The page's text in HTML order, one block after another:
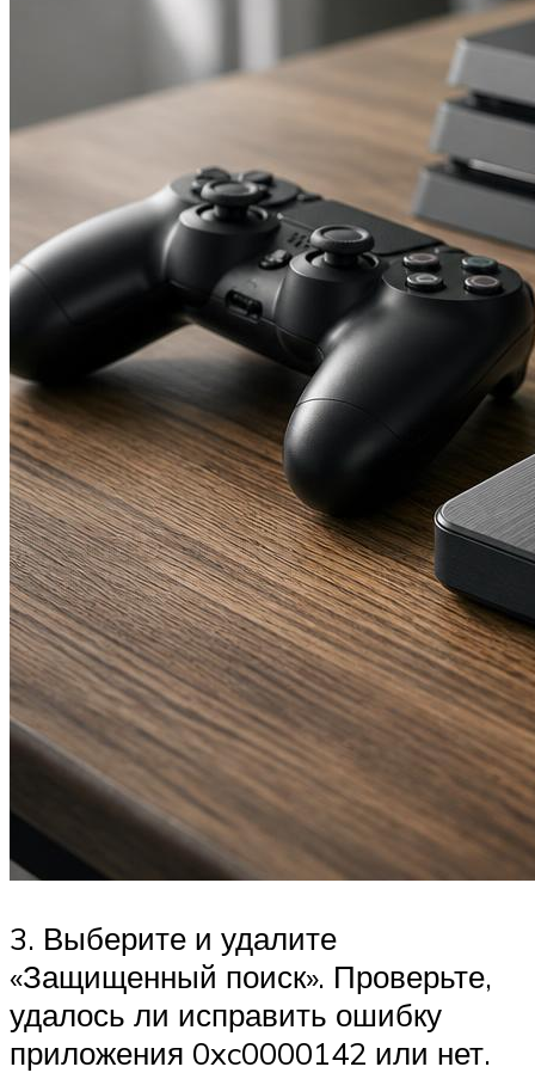
3. Выберите и удалите
«Защищенный поиск». Проверьте,
удалось ли исправить ошибку
приложения 0xc0000142 или нет.